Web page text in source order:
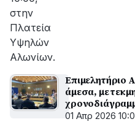
στην
Πλατεία
Υψηλών
Αλωνίων.
Επιμελητήριο
άμεσα, με
Οδοντωτού
01 Απρ 2026